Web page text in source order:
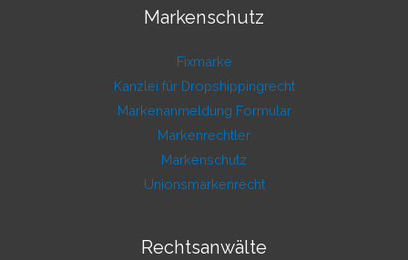
Markenschutz
Fixmarke
Kanzlei für Dropshippingrecht
Markenanmeldung Formular
Markenrechtler
Markenschutz
Unionsmarkenrecht
Rechtsanwälte